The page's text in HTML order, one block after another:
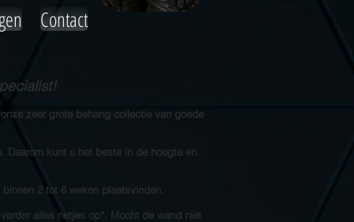
Contact
zeer grote behang collectie van goede
Daarom kunt u het beste in de hoogte en
2 tot 6 weken plaatsvinden.
alles netjes op*. Mocht de wand niet